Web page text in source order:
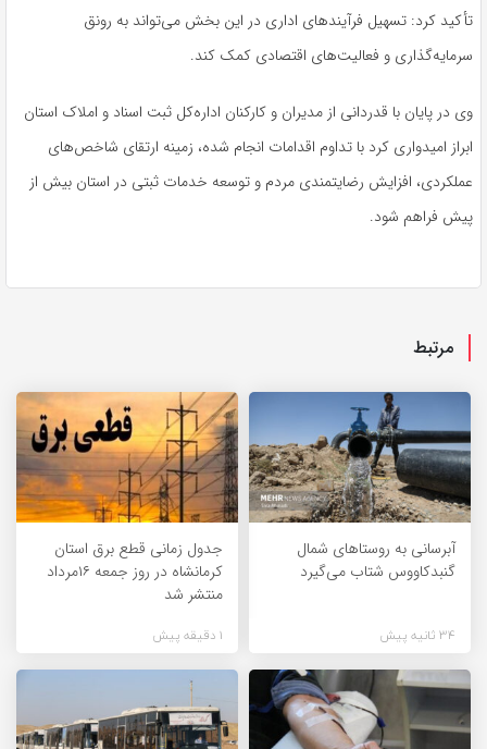
تأکید کرد: تسهیل فرآیندهای اداری در این بخش می‌تواند به رونق
سرمایه‌گذاری و فعالیت‌های اقتصادی کمک کند.
وی در پایان با قدردانی از مدیران و کارکنان اداره‌کل ثبت اسناد و املاک استان
ابراز امیدواری کرد با تداوم اقدامات انجام شده، زمینه ارتقای شاخص‌های
عملکردی، افزایش رضایتمندی مردم و توسعه خدمات ثبتی در استان بیش از
پیش فراهم شود.
مرتبط
آبرسانی به روستاهای شمال
گنبدکاووس شتاب می‌گیرد
34 ثانیه پیش
جدول زمانی قطع برق استان
کرمانشاه در روز جمعه ۱۶مرداد
منتشر شد
1 دقیقه پیش